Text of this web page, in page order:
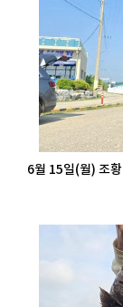
6월 15일(월) 조황